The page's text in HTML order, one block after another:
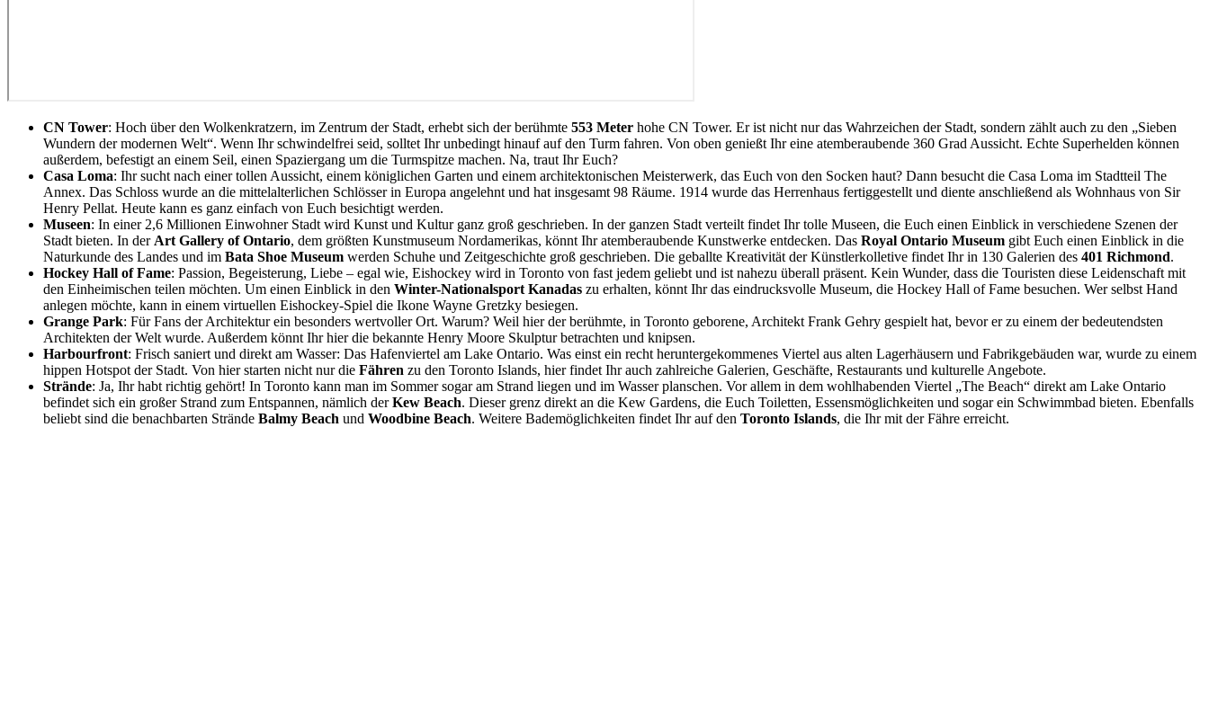
CN Tower: Hoch über den Wolkenkratzern, im Zentrum der Stadt, erhebt sich der berühmte 553 Meter hohe CN Tower. Er ist nicht nur das Wahrzeichen der Stadt, sondern zählt auch zu den „Sieben
Wundern der modernen Welt“. Wenn Ihr schwindelfrei seid, solltet Ihr unbedingt hinauf auf den Turm fahren. Von oben genießt Ihr eine atemberaubende 360 Grad Aussicht. Echte Superhelden können
außerdem, befestigt an einem Seil, einen Spaziergang um die Turmspitze machen. Na, traut Ihr Euch?
Casa Loma: Ihr sucht nach einer tollen Aussicht, einem königlichen Garten und einem architektonischen Meisterwerk, das Euch von den Socken haut? Dann besucht die Casa Loma im Stadtteil The
Annex. Das Schloss wurde an die mittelalterlichen Schlösser in Europa angelehnt und hat insgesamt 98 Räume. 1914 wurde das Herrenhaus fertiggestellt und diente anschließend als Wohnhaus von Sir
Henry Pellat. Heute kann es ganz einfach von Euch besichtigt werden.
Museen: In einer 2,6 Millionen Einwohner Stadt wird Kunst und Kultur ganz groß geschrieben. In der ganzen Stadt verteilt findet Ihr tolle Museen, die Euch einen Einblick in verschiedene Szenen der
Stadt bieten. In der Art Gallery of Ontario, dem größten Kunstmuseum Nordamerikas, könnt Ihr atemberaubende Kunstwerke entdecken. Das Royal Ontario Museum gibt Euch einen Einblick in die
Naturkunde des Landes und im Bata Shoe Museum werden Schuhe und Zeitgeschichte groß geschrieben. Die geballte Kreativität der Künstlerkolletive findet Ihr in 130 Galerien des 401 Richmond.
Hockey Hall of Fame: Passion, Begeisterung, Liebe – egal wie, Eishockey wird in Toronto von fast jedem geliebt und ist nahezu überall präsent. Kein Wunder, dass die Touristen diese Leidenschaft mit
den Einheimischen teilen möchten. Um einen Einblick in den Winter-Nationalsport Kanadas zu erhalten, könnt Ihr das eindrucksvolle Museum, die Hockey Hall of Fame besuchen. Wer selbst Hand
anlegen möchte, kann in einem virtuellen Eishockey-Spiel die Ikone Wayne Gretzky besiegen.
Grange Park: Für Fans der Architektur ein besonders wertvoller Ort. Warum? Weil hier der berühmte, in Toronto geborene, Architekt Frank Gehry gespielt hat, bevor er zu einem der bedeutendsten
Architekten der Welt wurde. Außerdem könnt Ihr hier die bekannte Henry Moore Skulptur betrachten und knipsen.
Harbourfront: Frisch saniert und direkt am Wasser: Das Hafenviertel am Lake Ontario. Was einst ein recht heruntergekommenes Viertel aus alten Lagerhäusern und Fabrikgebäuden war, wurde zu einem
hippen Hotspot der Stadt. Von hier starten nicht nur die Fähren zu den Toronto Islands, hier findet Ihr auch zahlreiche Galerien, Geschäfte, Restaurants und kulturelle Angebote.
Strände: Ja, Ihr habt richtig gehört! In Toronto kann man im Sommer sogar am Strand liegen und im Wasser planschen. Vor allem in dem wohlhabenden Viertel „The Beach“ direkt am Lake Ontario
befindet sich ein großer Strand zum Entspannen, nämlich derKew Beach. Dieser grenz direkt an die Kew Gardens, die Euch Toiletten, Essensmöglichkeiten und sogar ein Schwimmbad bieten. Ebenfalls
beliebt sind die benachbarten Strände Balmy Beach und Woodbine Beach. Weitere Bademöglichkeiten findet Ihr auf den Toronto Islands, die Ihr mit der Fähre erreicht.